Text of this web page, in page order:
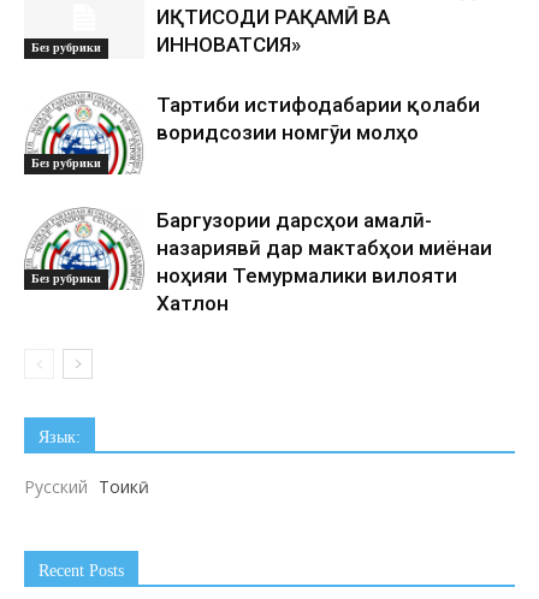
Без рубрики
ИҚТИСОДИ РАҚАМӢ ВА
ИННОВАТСИЯ»
Без рубрики
Тартиби истифодабарии қолаби
воридсозии номгӯи молҳо
Без рубрики
Баргузории дарсҳои амалӣ-
назариявӣ дар мактабҳои миёнаи
ноҳияи Темурмалики вилояти
Хатлон
Язык:
Русский Тоҷикӣ
Recent Posts